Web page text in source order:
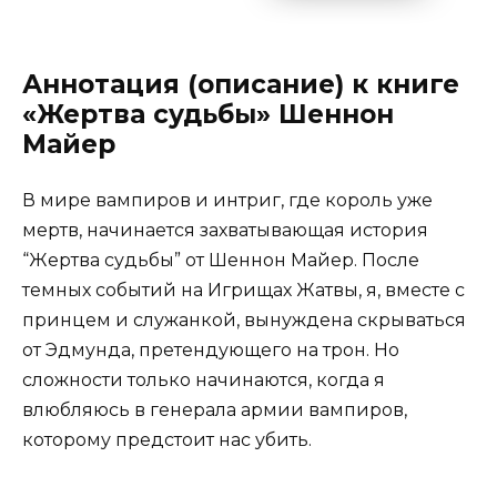
Аннотация (описание) к книге
«Жертва судьбы» Шеннон
Майер
В мире вампиров и интриг, где король уже
мертв, начинается захватывающая история
“Жертва судьбы” от Шеннон Майер. После
темных событий на Игрищах Жатвы, я, вместе с
принцем и служанкой, вынуждена скрываться
от Эдмунда, претендующего на трон. Но
сложности только начинаются, когда я
влюбляюсь в генерала армии вампиров,
которому предстоит нас убить.